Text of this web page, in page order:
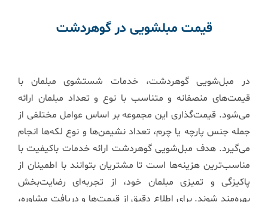
قیمت مبلشویی در گوهردشت
در مبل‌شویی گوهردشت، خدمات شستشوی مبلمان با
قیمت‌های منصفانه و متناسب با نوع و تعداد مبلمان ارائه
می‌شود. قیمت‌گذاری این مجموعه بر اساس عوامل مختلفی از
جمله جنس پارچه یا چرم، تعداد نشیمن‌ها و نوع لکه‌ها انجام
می‌گیرد. هدف مبل‌شویی گوهردشت ارائه خدمات باکیفیت با
مناسب‌ترین هزینه‌ها است تا مشتریان بتوانند با اطمینان از
پاکیزگی و تمیزی مبلمان خود، از تجربه‌ای رضایت‌بخش
بهره‌مند شوند. برای اطلاع دقیق از قیمت‌ها و دریافت مشاوره،